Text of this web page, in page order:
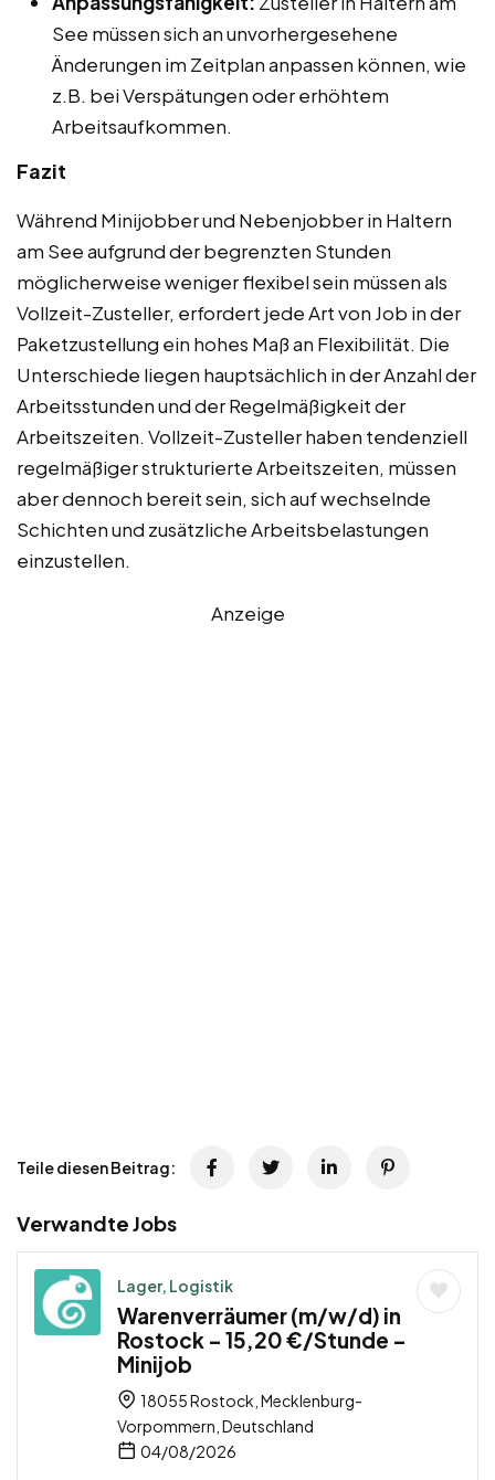
See müssen sich an unvorhergesehene
Änderungen im Zeitplan anpassen können, wie
z.B. bei Verspätungen oder erhöhtem
Arbeitsaufkommen.
Fazit
Während Minijobber und Nebenjobber in Haltern
am See aufgrund der begrenzten Stunden
möglicherweise weniger flexibel sein müssen als
Vollzeit-Zusteller, erfordert jede Art von Job in der
Paketzustellung ein hohes Maß an Flexibilität. Die
Unterschiede liegen hauptsächlich in der Anzahl der
Arbeitsstunden und der Regelmäßigkeit der
Arbeitszeiten. Vollzeit-Zusteller haben tendenziell
regelmäßiger strukturierte Arbeitszeiten, müssen
aber dennoch bereit sein, sich auf wechselnde
Schichten und zusätzliche Arbeitsbelastungen
einzustellen.
Anzeige
Teile diesen Beitrag:
Verwandte Jobs
Lager, Logistik
Warenverräumer (m/w/d) in
Rostock – 15,20 €/Stunde –
Minijob
18055 Rostock, Mecklenburg-
Vorpommern, Deutschland
04/08/2026